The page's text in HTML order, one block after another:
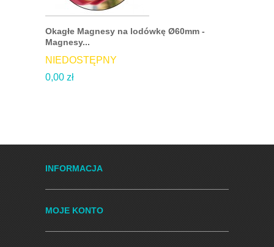
Okagłe Magnesy na lodówkę Ø60mm -
Magnesy...
NIEDOSTĘPNY
0,00 zł
INFORMACJA
MOJE KONTO